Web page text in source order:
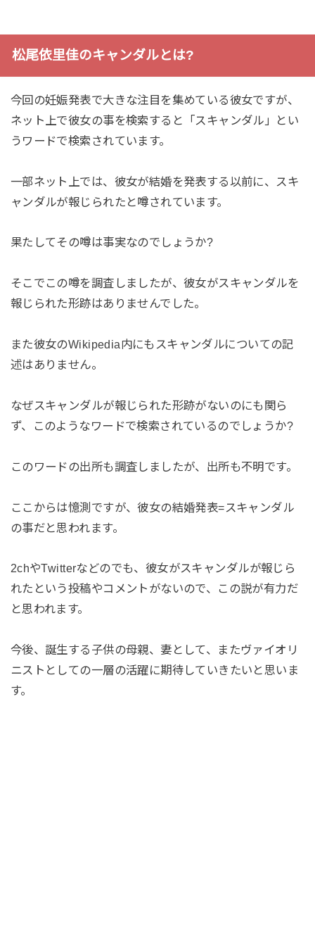
松尾依里佳のキャンダルとは?
今回の妊娠発表で大きな注目を集めている彼女ですが、
ネット上で彼女の事を検索すると「スキャンダル」とい
うワードで検索されています。
一部ネット上では、彼女が結婚を発表する以前に、スキ
ャンダルが報じられたと噂されています。
果たしてその噂は事実なのでしょうか?
そこでこの噂を調査しましたが、彼女がスキャンダルを
報じられた形跡はありませんでした。
また彼女のWikipedia内にもスキャンダルについての記
述はありません。
なぜスキャンダルが報じられた形跡がないのにも関ら
ず、このようなワードで検索されているのでしょうか?
このワードの出所も調査しましたが、出所も不明です。
ここからは憶測ですが、彼女の結婚発表=スキャンダル
の事だと思われます。
2chやTwitterなどのでも、彼女がスキャンダルが報じら
れたという投稿やコメントがないので、この説が有力だ
と思われます。
今後、誕生する子供の母親、妻として、またヴァイオリ
ニストとしての一層の活躍に期待していきたいと思いま
す。